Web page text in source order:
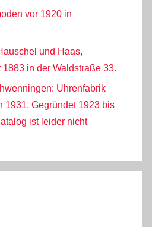
vor 1920 in
und Haas,
in der Waldstraße 33.
Uhrenfabrik
1931. Gegründet 1923 bis
ist leider nicht